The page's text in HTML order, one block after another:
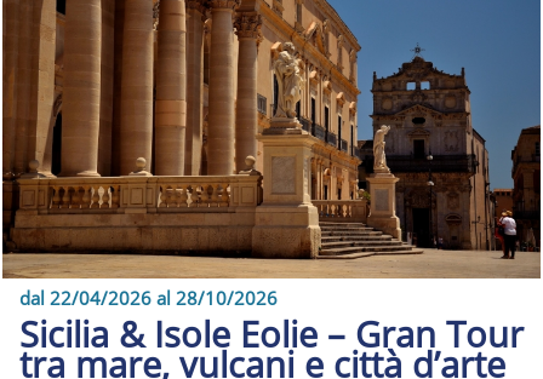
dal 22/04/2026 al 28/10/2026
Sicilia & Isole Eolie – Gran Tour
tra mare, vulcani e città d’arte